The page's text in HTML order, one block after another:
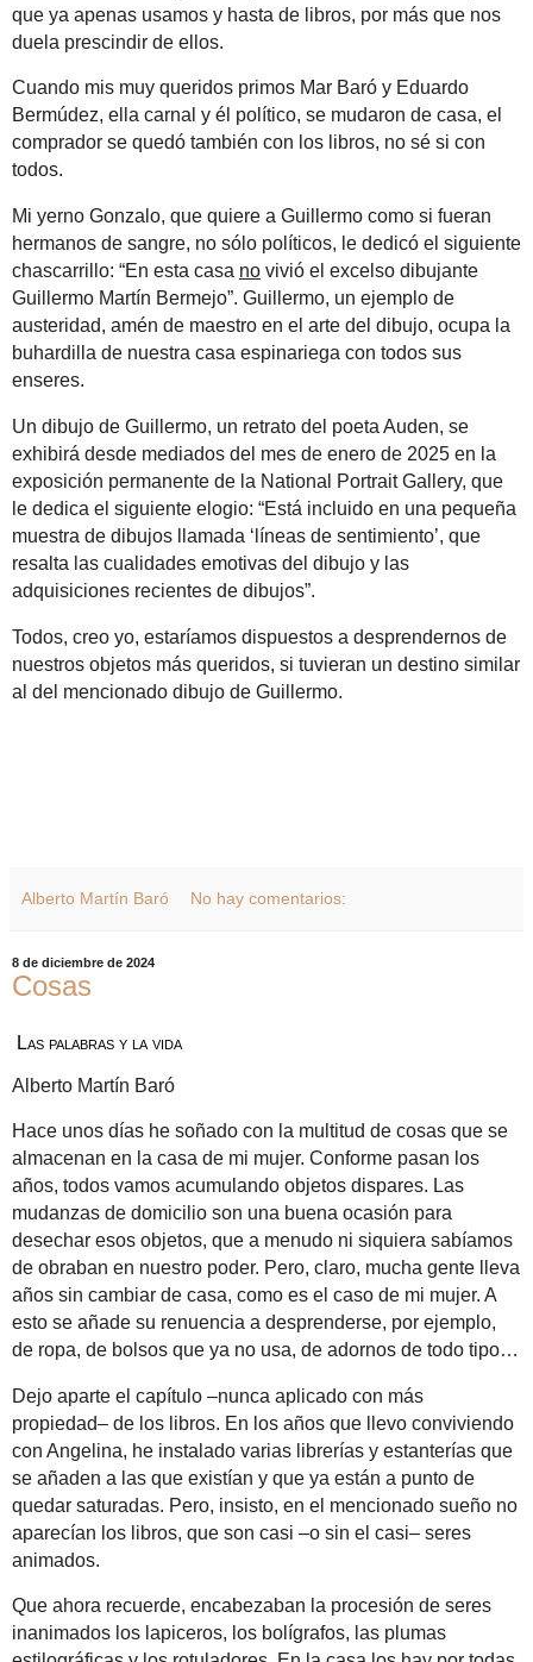
que ya apenas usamos y hasta de libros, por más que nos
duela prescindir de ellos.
Cuando mis muy queridos primos Mar Baró y Eduardo
Bermúdez, ella carnal y él político, se mudaron de casa, el
comprador se quedó también con los libros, no sé si con
todos.
Mi yerno Gonzalo, que quiere a Guillermo como si fueran
hermanos de sangre, no sólo políticos, le dedicó el siguiente
chascarrillo: “En esta casa no vivió el excelso dibujante
Guillermo Martín Bermejo”. Guillermo, un ejemplo de
austeridad, amén de maestro en el arte del dibujo, ocupa la
buhardilla de nuestra casa espinariega con todos sus
enseres.
Un dibujo de Guillermo, un retrato del poeta Auden, se
exhibirá desde mediados del mes de enero de 2025 en la
exposición permanente de la National Portrait Gallery, que
le dedica el siguiente elogio: “Está incluido en una pequeña
muestra de dibujos llamada ‘líneas de sentimiento’, que
resalta las cualidades emotivas del dibujo y las
adquisiciones recientes de dibujos”.
Todos, creo yo, estaríamos dispuestos a desprendernos de
nuestros objetos más queridos, si tuvieran un destino similar
al del mencionado dibujo de Guillermo.
Alberto Martín Baró No hay comentarios:
8 de diciembre de 2024
Cosas
Las palabras y la vida
Alberto Martín Baró
Hace unos días he soñado con la multitud de cosas que se
almacenan en la casa de mi mujer. Conforme pasan los
años, todos vamos acumulando objetos dispares. Las
mudanzas de domicilio son una buena ocasión para
desechar esos objetos, que a menudo ni siquiera sabíamos
de obraban en nuestro poder. Pero, claro, mucha gente lleva
años sin cambiar de casa, como es el caso de mi mujer. A
esto se añade su renuencia a desprenderse, por ejemplo,
de ropa, de bolsos que ya no usa, de adornos de todo tipo…
Dejo aparte el capítulo –nunca aplicado con más
propiedad– de los libros. En los años que llevo conviviendo
con Angelina, he instalado varias librerías y estanterías que
se añaden a las que existían y que ya están a punto de
quedar saturadas. Pero, insisto, en el mencionado sueño no
aparecían los libros, que son casi –o sin el casi– seres
animados.
Que ahora recuerde, encabezaban la procesión de seres
inanimados los lapiceros, los bolígrafos, las plumas